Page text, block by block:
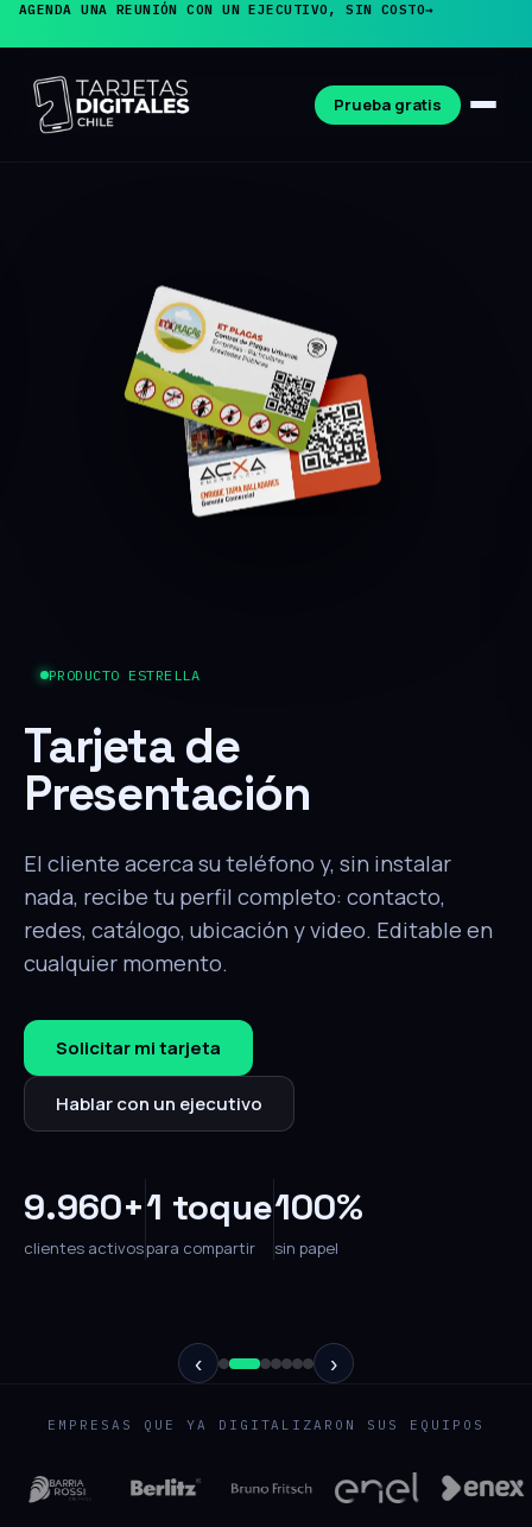
AGENDA UNA REUNIÓN CON UN EJECUTIVO, SIN COSTO→
Prueba gratis
PRODUCTO ESTRELLA
Tarjeta de
Presentación
El cliente acerca su teléfono y, sin instalar
nada, recibe tu perfil completo: contacto,
redes, catálogo, ubicación y video. Editable en
cualquier momento.
Solicitar mi tarjeta
Hablar con un ejecutivo
9.960+
clientes activos
1 toque
para compartir
100%
sin papel
‹ ›
EMPRESAS QUE YA DIGITALIZARON SUS EQUIPOS